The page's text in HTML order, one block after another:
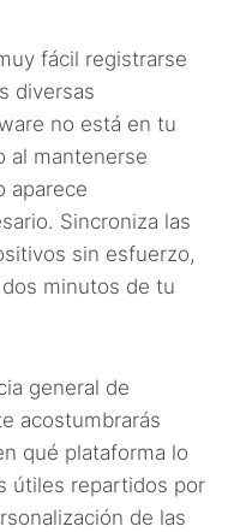
fácil registrarse
diversas
no está en tu
al mantenerse
aparece
Sincroniza las
sin esfuerzo,
minutos de tu
general de
acostumbrarás
qué plataforma lo
útiles repartidos por
de las